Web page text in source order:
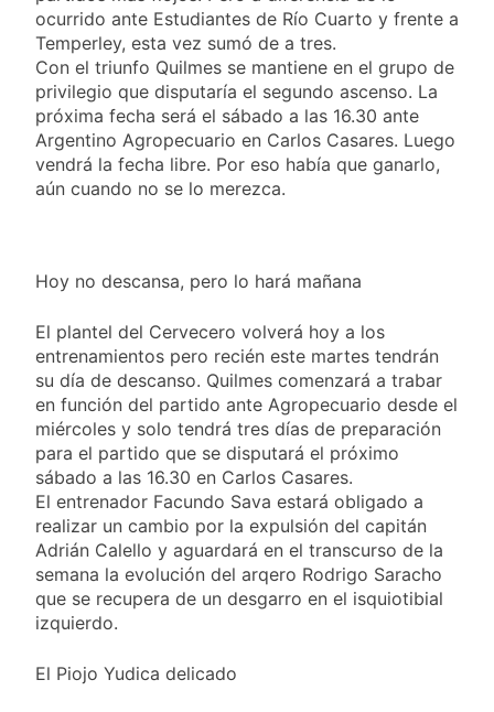
ocurrido ante Estudiantes de Río Cuarto y frente a
Temperley, esta vez sumó de a tres.
Con el triunfo Quilmes se mantiene en el grupo de
privilegio que disputaría el segundo ascenso. La
próxima fecha será el sábado a las 16.30 ante
Argentino Agropecuario en Carlos Casares. Luego
vendrá la fecha libre. Por eso había que ganarlo,
aún cuando no se lo merezca.
Hoy no descansa, pero lo hará mañana
El plantel del Cervecero volverá hoy a los
entrenamientos pero recién este martes tendrán
su día de descanso. Quilmes comenzará a trabar
en función del partido ante Agropecuario desde el
miércoles y solo tendrá tres días de preparación
para el partido que se disputará el próximo
sábado a las 16.30 en Carlos Casares.
El entrenador Facundo Sava estará obligado a
realizar un cambio por la expulsión del capitán
Adrián Calello y aguardará en el transcurso de la
semana la evolución del arqero Rodrigo Saracho
que se recupera de un desgarro en el isquiotibial
izquierdo.
El Piojo Yudica delicado